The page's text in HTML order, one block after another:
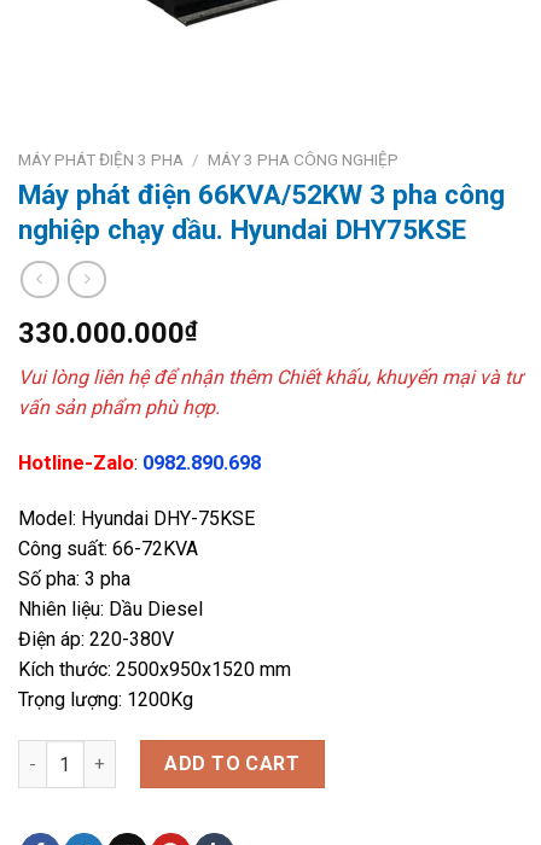
MÁY PHÁT ĐIỆN 3 PHA / MÁY 3 PHA CÔNG NGHIỆP
Máy phát điện 66KVA/52KW 3 pha công
nghiệp chạy dầu. Hyundai DHY75KSE
330.000.000₫
Vui lòng liên hệ để nhận thêm Chiết khấu, khuyến mại và tư
vấn sản phẩm phù hợp.
Hotline-Zalo: 0982.890.698
Model: Hyundai DHY-75KSE
Công suất: 66-72KVA
Số pha: 3 pha
Nhiên liệu: Dầu Diesel
Điện áp: 220-380V
Kích thước: 2500x950x1520 mm
Trọng lượng: 1200Kg
Máy phát điện 66KVA/52KW 3 pha công nghiệp chạy dầu.
ADD TO CART